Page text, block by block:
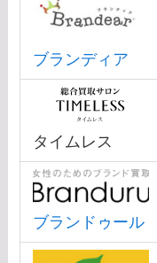
ブランディア
タイムレス
ブランドゥール